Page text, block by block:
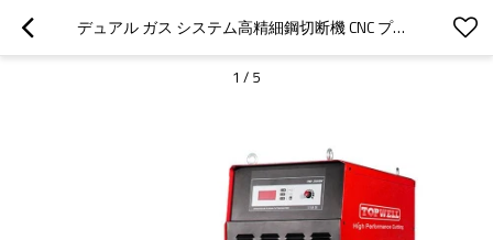
デュアル ガス システム高精細鋼切断機 CNC プラズマ カッター HD300 ウォーター クーラー付き
1 / 5